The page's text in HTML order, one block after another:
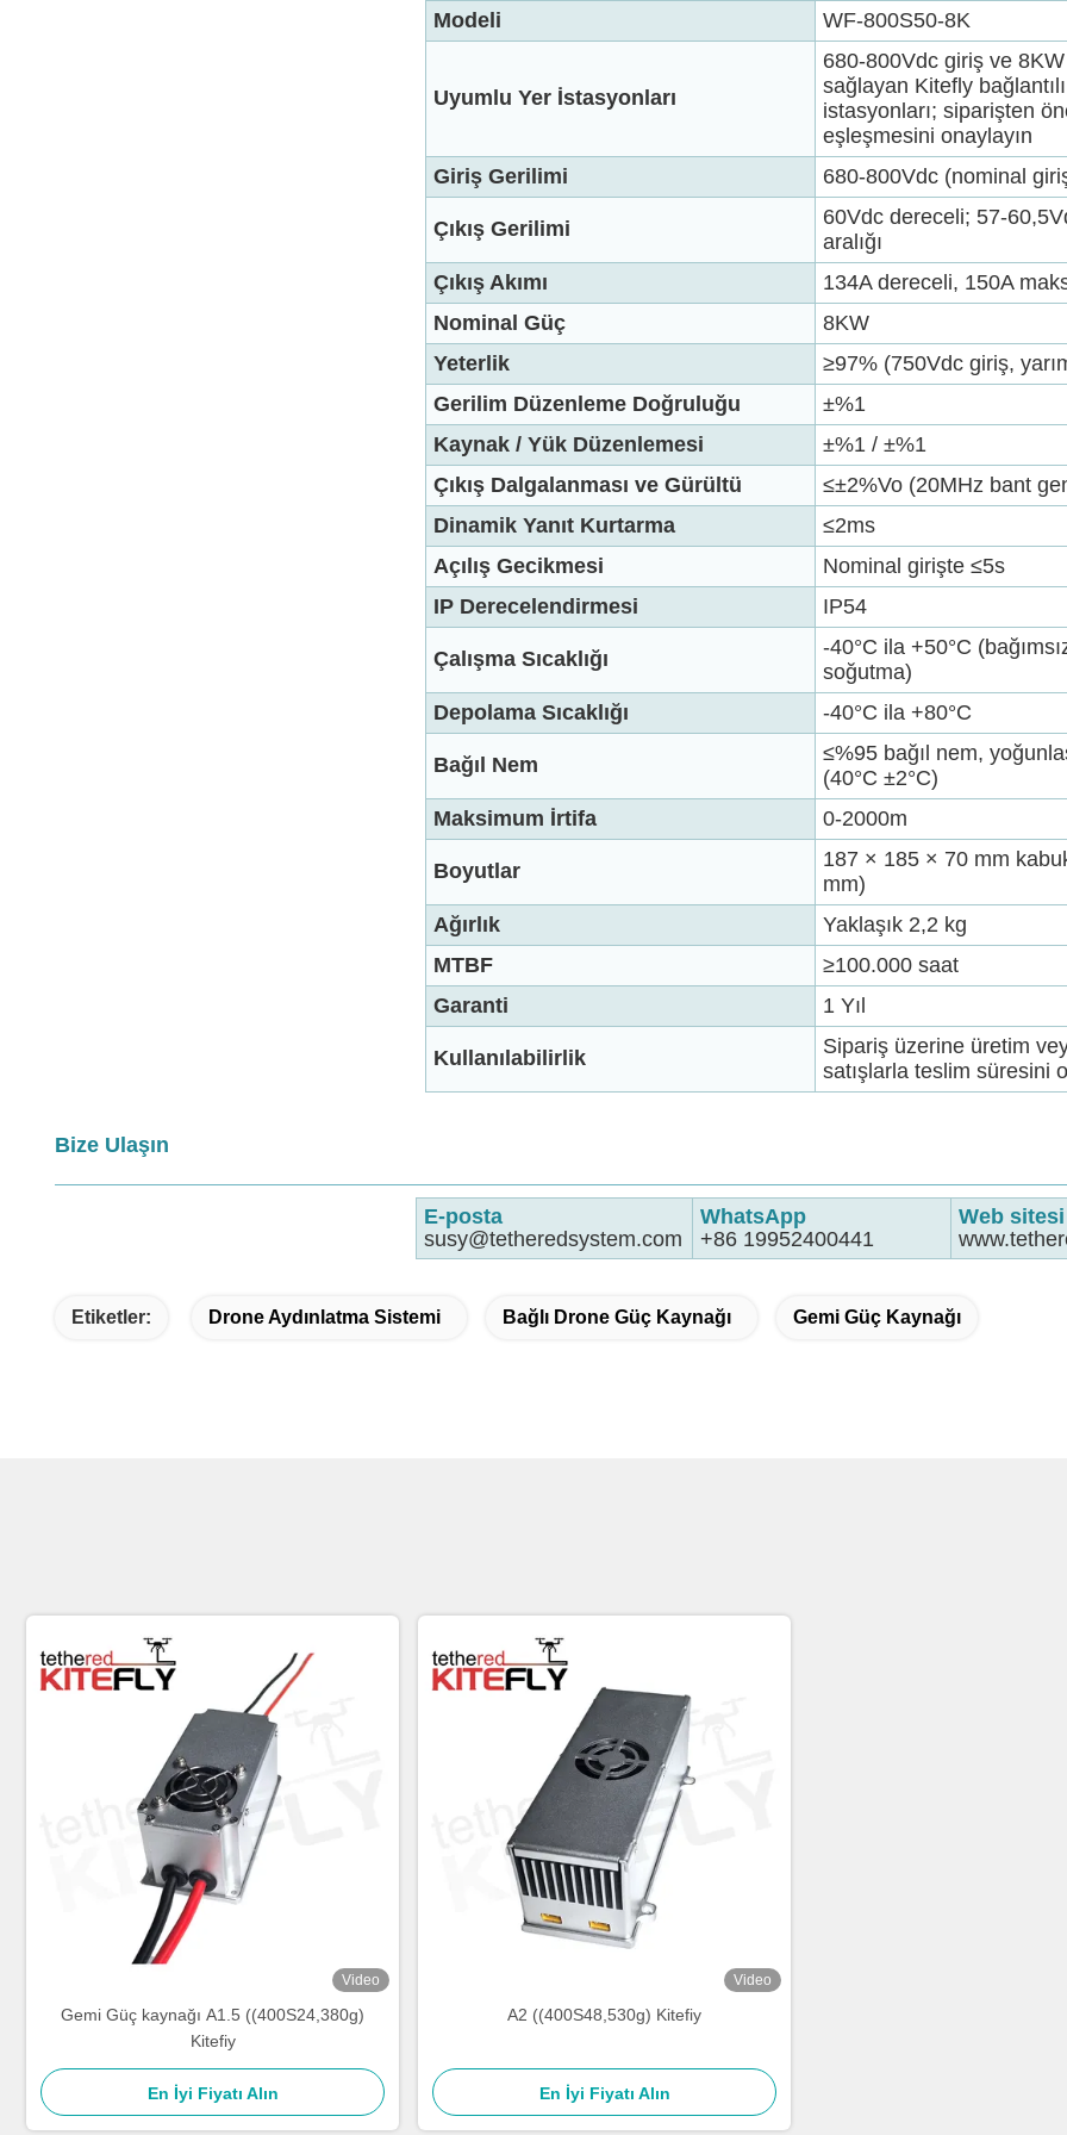
Modeli WF-800S50-8K
Uyumlu Yer İstasyonları
680-800Vdc giriş ve 8KW
sağlayan Kitefly
istasyonları; siparişten
eşleşmesini onaylayın
Giriş Gerilimi
680-800Vdc (nominal
Çıkış Gerilimi
60Vdc dereceli; 57-
aralığı
Çıkış Akımı
134A dereceli, 150A
Nominal Güç
8KW
Yeterlik
≥97% (750Vdc giriş,
Gerilim Düzenleme Doğruluğu
±%1
Kaynak / Yük Düzenlemesi
±%1 / ±%1
Çıkış Dalgalanması ve Gürültü
≤±2%Vo (20MHz bant
Dinamik Yanıt Kurtarma
≤2ms
Açılış Gecikmesi
Nominal girişte ≤5s
IP Derecelendirmesi
IP54
Çalışma Sıcaklığı
-40°C ila +50°C
soğutma)
Depolama Sıcaklığı
-40°C ila +80°C
Bağıl Nem
≤%95 bağıl nem,
(40°C ±2°C)
Maksimum İrtifa
0-2000m
Boyutlar
187 × 185 × 70 mm
mm)
Ağırlık
Yaklaşık 2,2 kg
MTBF
≥100.000 saat
Garanti
1 Yıl
Kullanılabilirlik
Sipariş üzerine üretim
satışlarla teslim süresini
Bize Ulaşın
E-posta
susy@tetheredsystem.com
WhatsApp
+86 19952400441
Web sitesi
Etiketler: Drone Aydınlatma Sistemi Bağlı Drone Güç Kaynağı Gemi Güç Kaynağı
Video
Gemi Güç kaynağı A1.5 ((400S24,380g)
Kitefiy
En İyi Fiyatı Alın
Video
A2 ((400S48,530g) Kitefiy
En İyi Fiyatı Alın